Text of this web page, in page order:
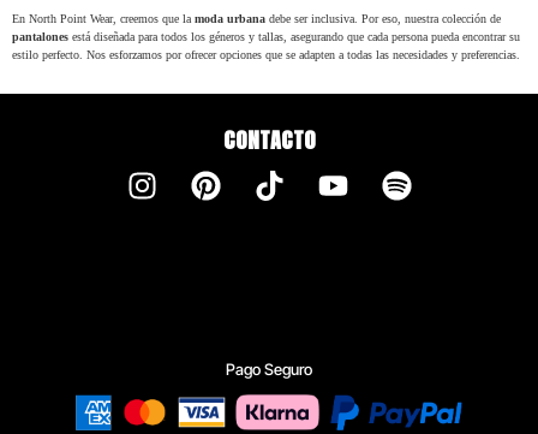
En North Point Wear, creemos que la moda urbana debe ser inclusiva. Por eso, nuestra colección de
pantalones está diseñada para todos los géneros y tallas, asegurando que cada persona pueda encontrar su
estilo perfecto. Nos esforzamos por ofrecer opciones que se adapten a todas las necesidades y preferencias.
CONTACTO
Pago Seguro